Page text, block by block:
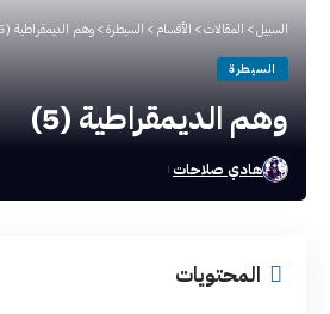
السبيل> المقالات> الأقسام> السيطرة>وهم الديمقراطية (5)
السيطرة
وهم الديمقراطية (5)
هادي صلاحات
المحتويات